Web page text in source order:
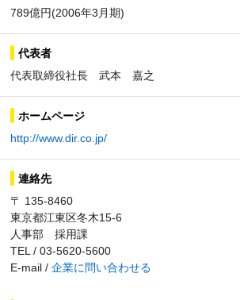
789億円(2006年3月期)
代表者
代表取締役社長 武本 嘉之
ホームページ
http://www.dir.co.jp/
連絡先
〒 135-8460
東京都江東区冬木15-6
人事部 採用課
TEL / 03-5620-5600
E-mail / 企業に問い合わせる